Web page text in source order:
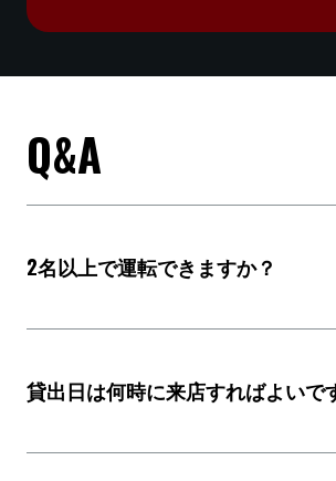
Q&A
2名以上で運転できますか？
貸出日は何時に来店すればよいで